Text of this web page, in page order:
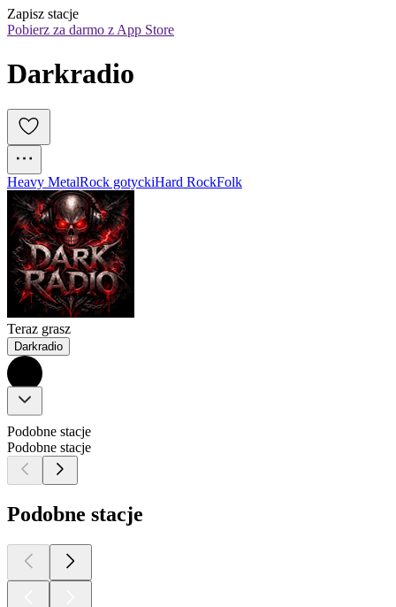
Zapisz stacje
Pobierz za darmo z App Store
Darkradio
Heavy MetalRock gotyckiHard RockFolk
Teraz grasz
Darkradio
Podobne stacje
Podobne stacje
Podobne stacje